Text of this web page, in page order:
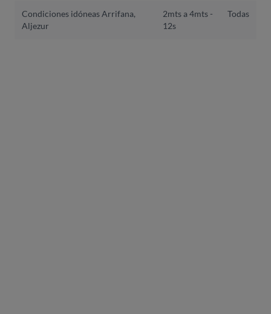
Condiciones idóneas Arrifana,
Aljezur
2mts a 4mts -
12s
Todas